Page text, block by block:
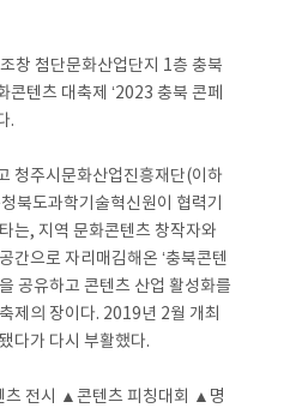
창 첨단문화산업단지 1층 충북
텐츠 대축제 ‘2023 충북 콘페
.
청주시문화산업진흥재단(이하
북도과학기술혁신원이 협력기
는, 지역 문화콘텐츠 창작자와
간으로 자리매김해온 ‘충북콘텐
공유하고 콘텐츠 산업 활성화를
제의 장이다. 2019년 2월 개최
다가 다시 부활했다.
츠 전시 ▲콘텐츠 피칭대회 ▲명